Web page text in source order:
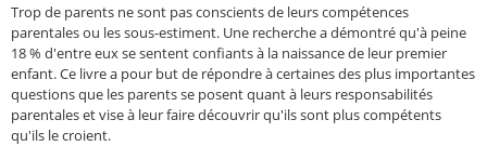
Trop de parents ne sont pas conscients de leurs compétences
parentales ou les sous-estiment. Une recherche a démontré qu'à peine
18 % d'entre eux se sentent confiants à la naissance de leur premier
enfant. Ce livre a pour but de répondre à certaines des plus importantes
questions que les parents se posent quant à leurs responsabilités
parentales et vise à leur faire découvrir qu'ils sont plus compétents
qu'ils le croient.